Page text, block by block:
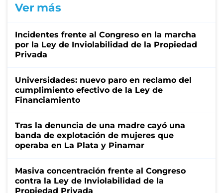
Ver más
Incidentes frente al Congreso en la marcha
por la Ley de Inviolabilidad de la Propiedad
Privada
Universidades: nuevo paro en reclamo del
cumplimiento efectivo de la Ley de
Financiamiento
Tras la denuncia de una madre cayó una
banda de explotación de mujeres que
operaba en La Plata y Pinamar
Masiva concentración frente al Congreso
contra la Ley de Inviolabilidad de la
Propiedad Privada